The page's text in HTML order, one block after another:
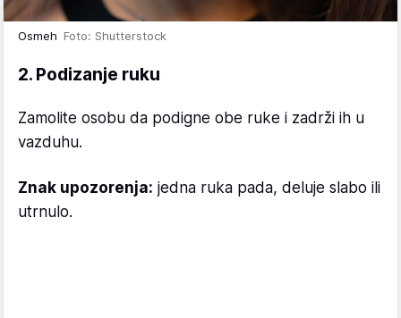
Osmeh Foto: Shutterstock
2. Podizanje ruku
Zamolite osobu da podigne obe ruke i zadrži ih u
vazduhu.
Znak upozorenja: jedna ruka pada, deluje slabo ili
utrnulo.